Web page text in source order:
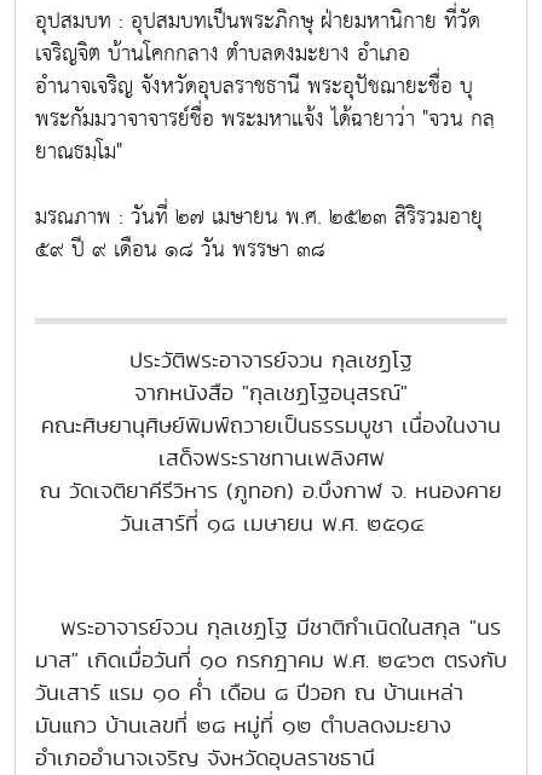
อุปสมบท : อุปสมบทเป็นพระภิกษุ ฝ่ายมหานิกาย ที่วัด
เจริญจิต บ้านโคกกลาง ตำบลดงมะยาง อำเภอ
อำนาจเจริญ จังหวัดอุบลราชธานี พระอุปัชฌายะชื่อ บุ
พระกัมมวาจาจารย์ชื่อ พระมหาแจ้ง ได้ฉายาว่า "จวน กลฺ
ยาณธมฺโม"
มรณภาพ : วันที่ ๒๗ เมษายน พ.ศ. ๒๕๒๓ สิริรวมอายุ
๕๙ ปี ๙ เดือน ๑๘ วัน พรรษา ๓๘
ประวัติพระอาจารย์จวน กุลเชฏโฐ
จากหนังสือ "กุลเชฏโฐอนุสรณ์"
คณะศิษยานุศิษย์พิมพ์ถวายเป็นธรรมบูชา เนื่องในงาน
เสด็จพระราชทานเพลิงศพ
ณ วัดเจติยาคีรีวิหาร (ภูทอก) อ.บึงกาฬ จ. หนองคาย
วันเสาร์ที่ ๑๘ เมษายน พ.ศ. ๒๕๑๔
พระอาจารย์จวน กุลเชฏโฐ มีชาติกำเนิดในสกุล "นร
มาส" เกิดเมื่อวันที่ ๑๐ กรกฎาคม พ.ศ. ๒๔๖๓ ตรงกับ
วันเสาร์ แรม ๑๐ ค่ำ เดือน ๘ ปีวอก ณ บ้านเหล่า
มันแกว บ้านเลขที่ ๒๘ หมู่ที่ ๑๒ ตำบลดงมะยาง
อำเภออำนาจเจริญ จังหวัดอุบลราชธานี